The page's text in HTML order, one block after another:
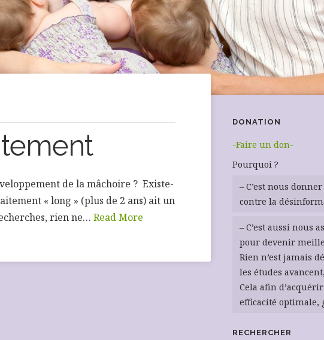
de la mâchoire ? Existe-
« long » (plus de 2 ans) ait un
rien ne…Read More
DONATION
-Faire un don-
Pourquoi ?
– C’est nous
contre la
– C’est aussi nous
pour devenir
Rien n’est jamais
les études
Cela afin
efficacité optimale,
RECHERCHER